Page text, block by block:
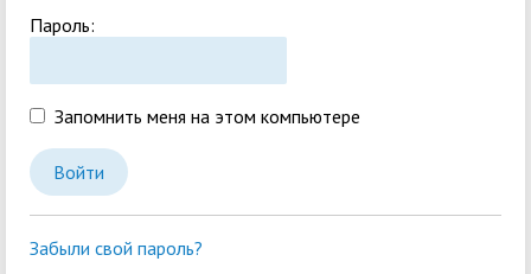
Пароль:
Запомнить меня на этом компьютере
Забыли свой пароль?